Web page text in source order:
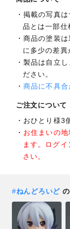
掲載の写真
品とは一部仕
商品の塗装
に多少の差異
製品は自立し
ださい。
商品に不具
ご注文について
おひとり様3
お住まいの
ます。ログ
さい。
#ねんどろいどの